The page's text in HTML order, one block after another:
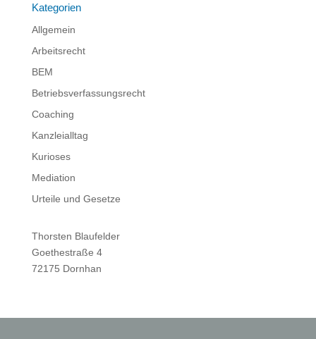
Kategorien
Allgemein
Arbeitsrecht
BEM
Betriebsverfassungsrecht
Coaching
Kanzleialltag
Kurioses
Mediation
Urteile und Gesetze
Thorsten Blaufelder
Goethestraße 4
72175 Dornhan